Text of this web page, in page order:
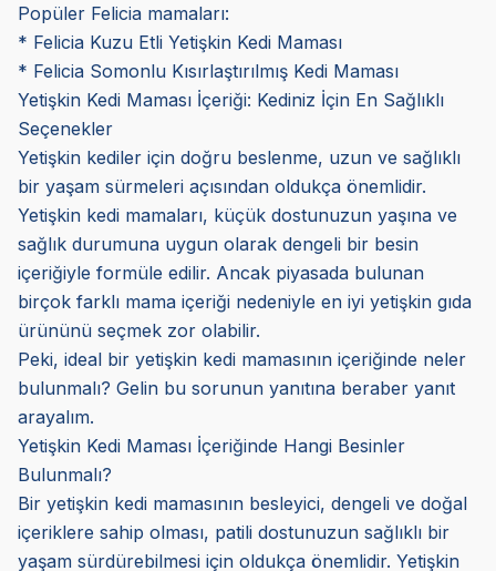
Popüler Felicia mamaları:
* Felicia Kuzu Etli Yetişkin Kedi Maması
* Felicia Somonlu Kısırlaştırılmış Kedi Maması
Yetişkin Kedi Maması İçeriği: Kediniz İçin En Sağlıklı
Seçenekler
Yetişkin kediler için doğru beslenme, uzun ve sağlıklı
bir yaşam sürmeleri açısından oldukça önemlidir.
Yetişkin kedi mamaları, küçük dostunuzun yaşına ve
sağlık durumuna uygun olarak dengeli bir besin
içeriğiyle formüle edilir. Ancak piyasada bulunan
birçok farklı mama içeriği nedeniyle en iyi yetişkin gıda
ürününü seçmek zor olabilir.
Peki, ideal bir yetişkin kedi mamasının içeriğinde neler
bulunmalı? Gelin bu sorunun yanıtına beraber yanıt
arayalım.
Yetişkin Kedi Maması İçeriğinde Hangi Besinler
Bulunmalı?
Bir yetişkin kedi mamasının besleyici, dengeli ve doğal
içeriklere sahip olması, patili dostunuzun sağlıklı bir
yaşam sürdürebilmesi için oldukça önemlidir. Yetişkin